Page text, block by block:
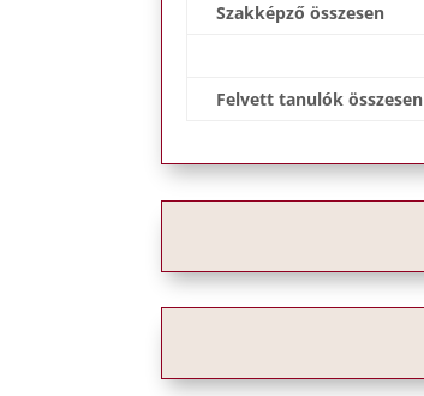
Szakképző összesen
Felvett tanulók összesen